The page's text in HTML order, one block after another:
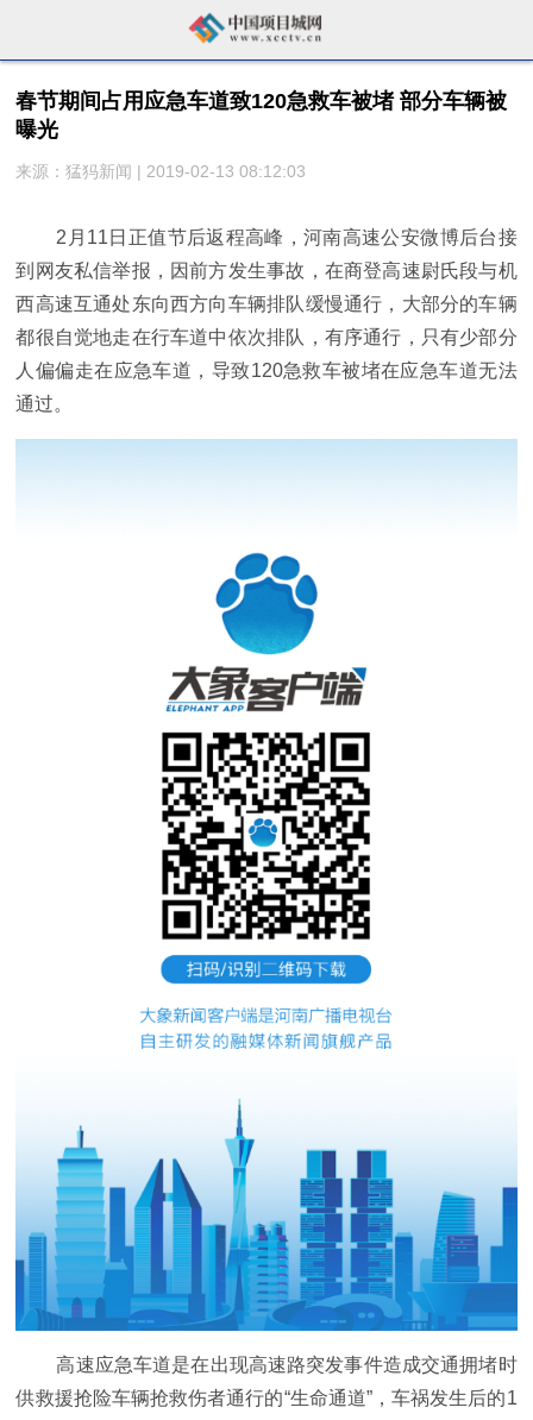
春节期间占用应急车道致120急救车被堵 部分车辆被
曝光
来源：猛犸新闻 | 2019-02-13 08:12:03
2月11日正值节后返程高峰，河南高速公安微博后台接
到网友私信举报，因前方发生事故，在商登高速尉氏段与机
西高速互通处东向西方向车辆排队缓慢通行，大部分的车辆
都很自觉地走在行车道中依次排队，有序通行，只有少部分
人偏偏走在应急车道，导致120急救车被堵在应急车道无法
通过。
高速应急车道是在出现高速路突发事件造成交通拥堵时
供救援抢险车辆抢救伤者通行的“生命通道”，车祸发生后的1